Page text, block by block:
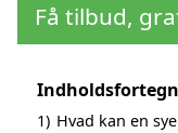
Få tilbud,
1) Hvad kan en